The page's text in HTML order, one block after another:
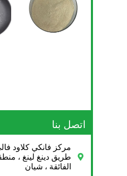
اتصل بنا
مركز فانكي كلاود
طريق دينغ لينغ ،
الفائقة ، شيان